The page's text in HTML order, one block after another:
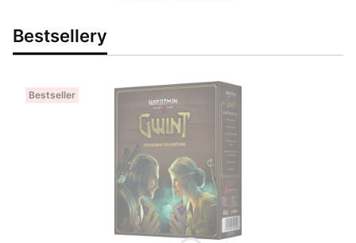
Bestsellery
Bestseller